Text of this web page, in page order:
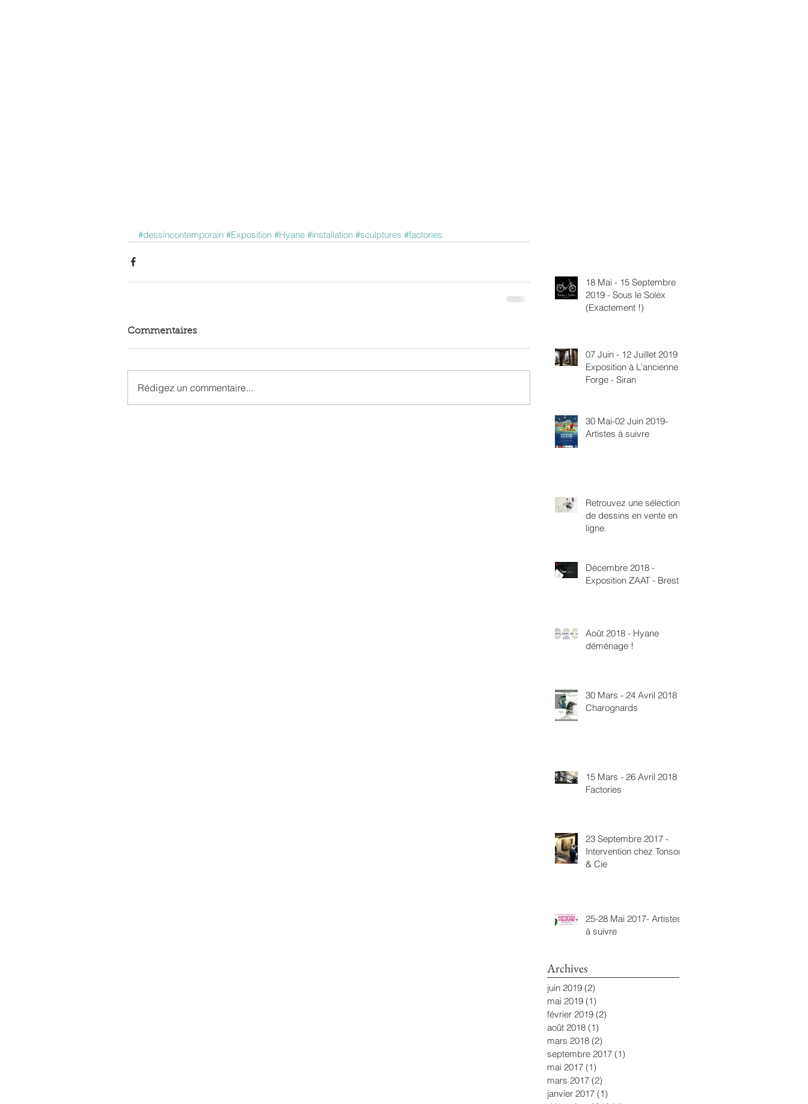
#dessincontemporain #Exposition #Hyane #installation #sculptures #factories
Commentaires
Rédigez un commentaire...
18 Mai - 15 Septembre
2019 - Sous le Solex
(Exactement !)
07 Juin - 12 Juillet 2019 -
Exposition à L'ancienne
Forge - Siran
30 Mai-02 Juin 2019-
Artistes à suivre
Retrouvez une sélection
de dessins en vente en
ligne.
Décembre 2018 -
Exposition ZAAT - Brest
Août 2018 - Hyane
déménage !
30 Mars - 24 Avril 2018 -
Charognards
15 Mars - 26 Avril 2018 -
Factories
23 Septembre 2017 -
Intervention chez Tonsor
& Cie
25-28 Mai 2017- Artistes
à suivre
Archives
juin 2019 (2)
mai 2019 (1)
février 2019 (2)
août 2018 (1)
mars 2018 (2)
septembre 2017 (1)
mai 2017 (1)
mars 2017 (2)
janvier 2017 (1)